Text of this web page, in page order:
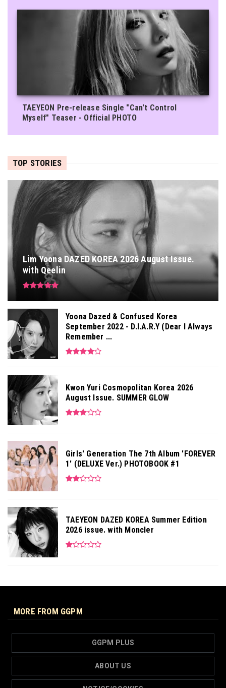
TAEYEON Pre-release Single "Can't Control
Myself" Teaser - Official PHOTO
TOP STORIES
Lim Yoona DAZED KOREA 2026 August Issue.
with Qeelin
Yoona Dazed & Confused Korea
September 2022 - D.I.A.R.Y (Dear I Always
Remember ...
Kwon Yuri Cosmopolitan Korea 2026
August Issue. SUMMER GLOW
Girls' Generation The 7th Album 'FOREVER
1' (DELUXE Ver.) PHOTOBOOK #1
TAEYEON DAZED KOREA Summer Edition
2026 issue. with Moncler
MORE FROM GGPM
GGPM PLUS
ABOUT US